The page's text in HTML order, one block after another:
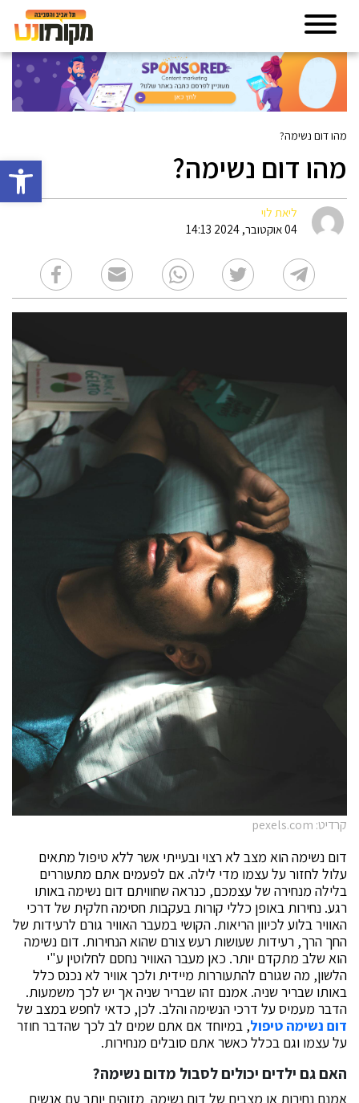
פתח
מהו דום נשימה?
מהו דום נשימה?
ליאת לוי
04 אוקטובר, 2024 14:13
קרדיט: pexels.com
דום נשימה הוא מצב לא רצוי ובעייתי אשר ללא טיפול מתאים
עלול לחזור על עצמו מדי לילה. אם לפעמים אתם מתעוררים
בלילה מנחירה של עצמכם, כנראה שחוויתם דום נשימה באותו
רגע. נחירות באופן כללי קורות בעקבות חסימה חלקית של דרכי
האוויר בלוע לכיוון הריאות. הקושי במעבר האוויר גורם לרעידות של
החך הרך, רעידות שעושות רעש צורם שהוא הנחירות. דום נשימה
הוא שלב מתקדם יותר. כאן מעבר האוויר נחסם לחלוטין ע"י
הלשון, מה שגורם להתעוררות מיידית ולכך אוויר לא נכנס כלל
באותו שבריר שניה. אמנם זהו שבריר שניה אך יש לכך משמעות.
הדבר מעמיס על דרכי הנשימה והלב. לכן, כדאי לחפש במצב של
דום נשימה טיפול, במיוחד אם אתם שמים לב לכך שהדבר חוזר
על עצמו וגם בכלל כאשר אתם סובלים מנחירות.
האם גם ילדים יכולים לסבול מדום נשימה?
אמנם נחירות או מצבים של דום נשימה מזוהים יותר עם אנשים